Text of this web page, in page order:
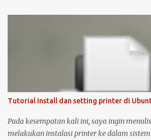
Tutorial Install dan setting printer di
Pada kesempatan kali ini, saya ingin
melakukan instalasi printer ke dalam